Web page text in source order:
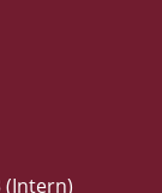
(Intern)